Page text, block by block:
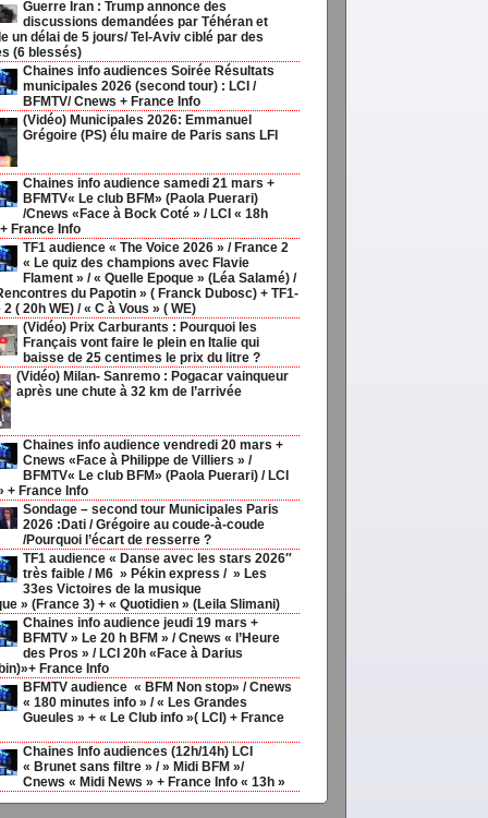
Guerre Iran : Trump annonce des
discussions demandées par Téhéran et
un délai de 5 jours/ Tel-Aviv ciblé par des
(6 blessés)
Chaines info audiences Soirée Résultats
municipales 2026 (second tour) : LCI /
BFMTV/ Cnews + France Info
(Vidéo) Municipales 2026: Emmanuel
Grégoire (PS) élu maire de Paris sans LFI
Chaines info audience samedi 21 mars +
BFMTV« Le club BFM» (Paola Puerari)
/Cnews «Face à Bock Coté » / LCI « 18h
France Info
TF1 audience « The Voice 2026 » / France 2
« Le quiz des champions avec Flavie
Flament » / « Quelle Epoque » (Léa Salamé) /
du Papotin » ( Franck Dubosc) + TF1-
2 ( 20h WE) / « C à Vous » ( WE)
(Vidéo) Prix Carburants : Pourquoi les
Français vont faire le plein en Italie qui
baisse de 25 centimes le prix du litre ?
(Vidéo) Milan- Sanremo : Pogacar vainqueur
après une chute à 32 km de l’arrivée
Chaines info audience vendredi 20 mars +
Cnews «Face à Philippe de Villiers » /
BFMTV« Le club BFM» (Paola Puerari) / LCI
+ France Info
Sondage – second tour Municipales Paris
2026 :Dati / Grégoire au coude-à-coude
/Pourquoi l’écart de resserre ?
TF1 audience « Danse avec les stars 2026″
très faible / M6 » Pékin express / » Les
33es Victoires de la musique
» (France 3) + « Quotidien » (Leila Slimani)
Chaines info audience jeudi 19 mars +
BFMTV » Le 20 h BFM » / Cnews « l’Heure
des Pros » / LCI 20h «Face à Darius
France Info
BFMTV audience « BFM Non stop» / Cnews
« 180 minutes info » / « Les Grandes
Gueules » + « Le Club info »( LCI) + France
Chaines Info audiences (12h/14h) LCI
« Brunet sans filtre » / » Midi BFM »/
Cnews « Midi News » + France Info « 13h »